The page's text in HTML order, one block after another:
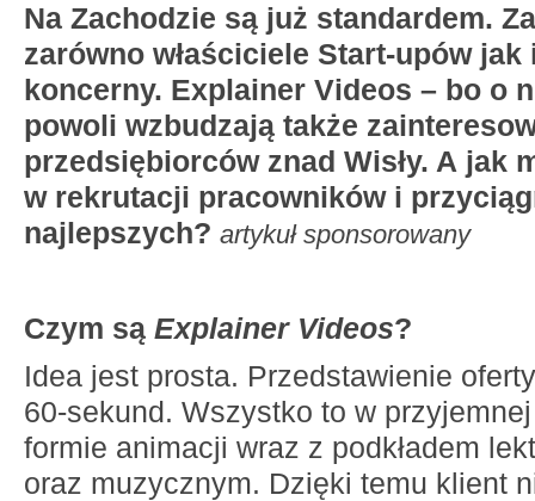
Na Zachodzie są już standardem.
zarówno właściciele Start-upów jak
koncerny. Explainer Videos – bo o
powoli wzbudzają także
przedsiębiorców znad Wisły. A jak
w rekrutacji pracowników i
najlepszych? artykuł sponsorowany
Czym są Explainer Videos?
Idea jest prosta. Przedstawienie
60-sekund. Wszystko to w
formie animacji wraz z podkładem
oraz muzycznym. Dzięki temu klient